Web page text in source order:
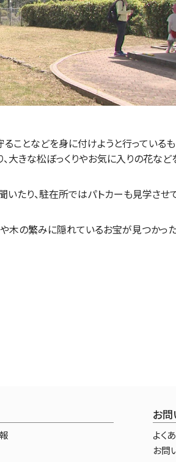
ことなどを身に付けようと行っているも
大きな松ぼっくりやお気に入りの花など
たり、駐在所ではパトカーも見学させ
木の繁みに隠れているお宝が見つかっ
お
よく
お問